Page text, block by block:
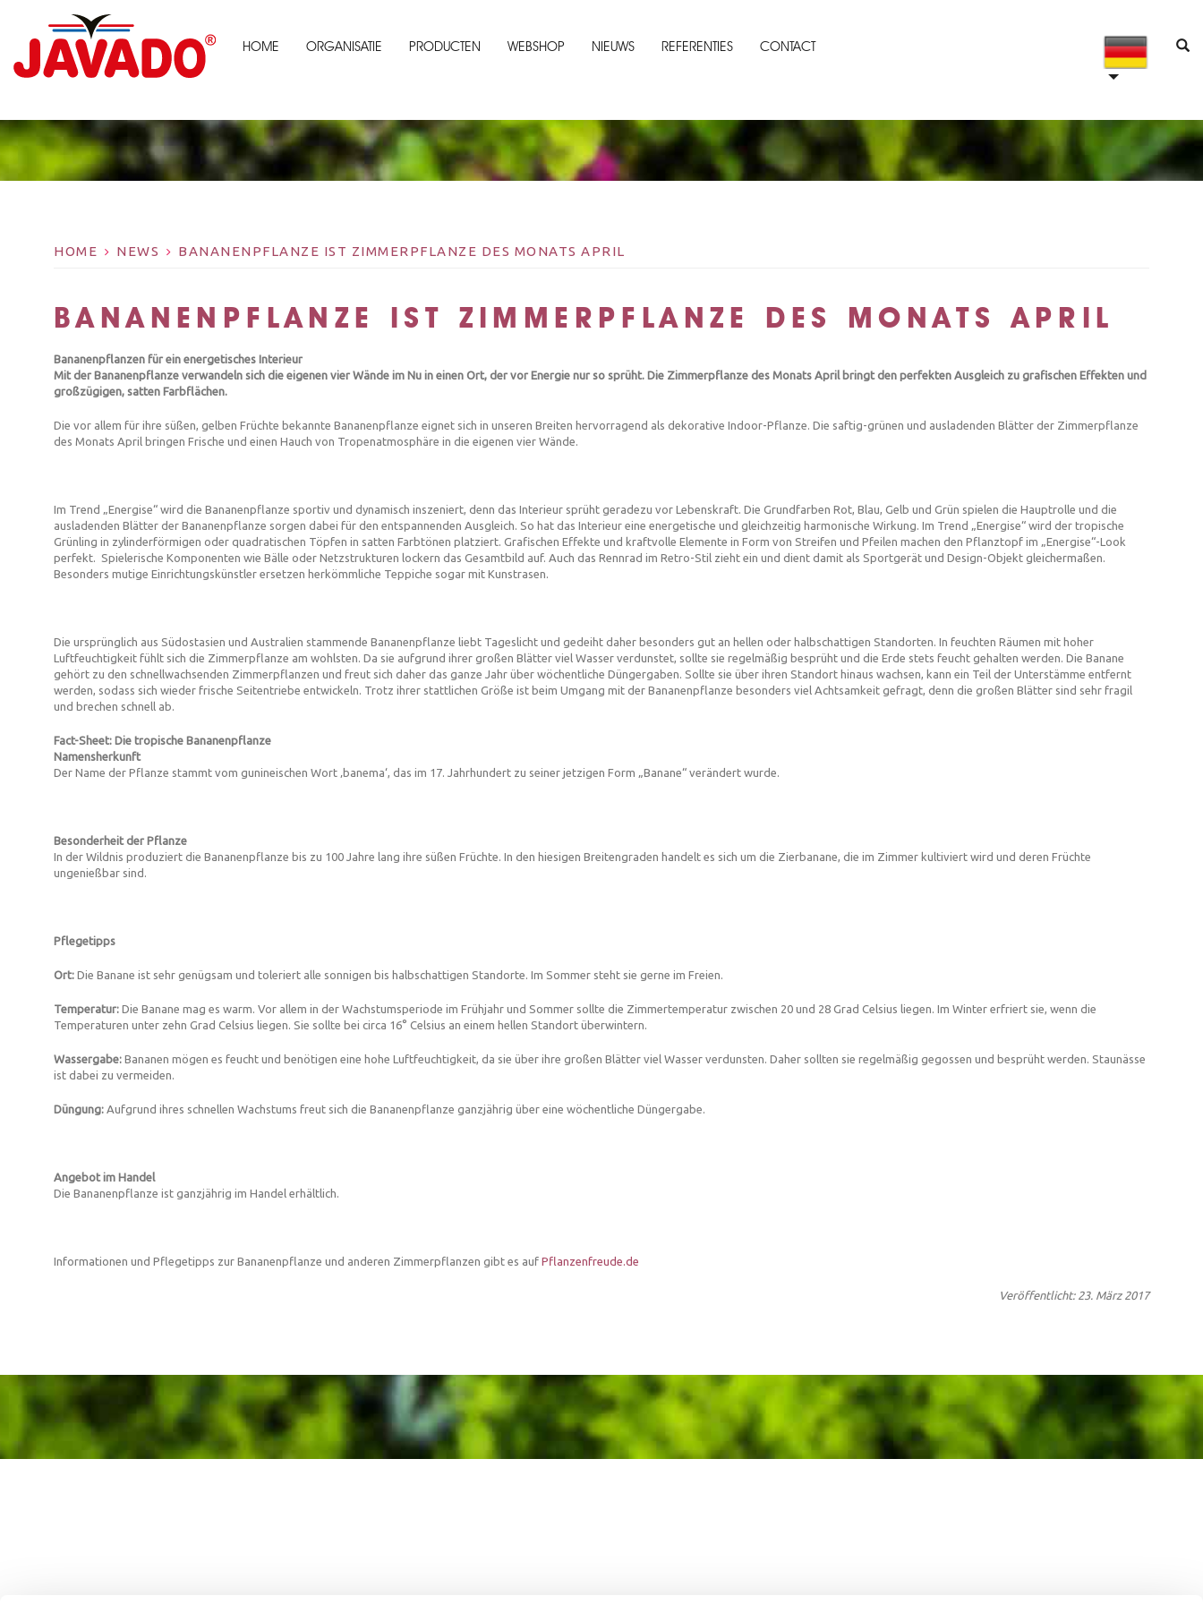
HOME ORGANISATIE PRODUCTEN WEBSHOP NIEUWS REFERENTIES CONTACT
HOME NEWS BANANENPFLANZE IST ZIMMERPFLANZE DES MONATS APRIL
BANANENPFLANZE IST ZIMMERPFLANZE DES MONATS APRIL
Bananenpflanzen für ein energetisches Interieur
Mit der Bananenpflanze verwandeln sich die eigenen vier Wände im Nu in einen Ort, der vor Energie nur so sprüht. Die Zimmerpflanze des Monats April bringt den perfekten Ausgleich zu grafischen Effekten und
großzügigen, satten Farbflächen.
Die vor allem für ihre süßen, gelben Früchte bekannte Bananenpflanze eignet sich in unseren Breiten hervorragend als dekorative Indoor-Pflanze. Die saftig-grünen und ausladenden Blätter der Zimmerpflanze
des Monats April bringen Frische und einen Hauch von Tropenatmosphäre in die eigenen vier Wände.
Im Trend „Energise“ wird die Bananenpflanze sportiv und dynamisch inszeniert, denn das Interieur sprüht geradezu vor Lebenskraft. Die Grundfarben Rot, Blau, Gelb und Grün spielen die Hauptrolle und die
ausladenden Blätter der Bananenpflanze sorgen dabei für den entspannenden Ausgleich. So hat das Interieur eine energetische und gleichzeitig harmonische Wirkung. Im Trend „Energise“ wird der tropische
Grünling in zylinderförmigen oder quadratischen Töpfen in satten Farbtönen platziert. Grafischen Effekte und kraftvolle Elemente in Form von Streifen und Pfeilen machen den Pflanztopf im „Energise“-Look
perfekt. Spielerische Komponenten wie Bälle oder Netzstrukturen lockern das Gesamtbild auf. Auch das Rennrad im Retro-Stil zieht ein und dient damit als Sportgerät und Design-Objekt gleichermaßen.
Besonders mutige Einrichtungskünstler ersetzen herkömmliche Teppiche sogar mit Kunstrasen.
Die ursprünglich aus Südostasien und Australien stammende Bananenpflanze liebt Tageslicht und gedeiht daher besonders gut an hellen oder halbschattigen Standorten. In feuchten Räumen mit hoher
Luftfeuchtigkeit fühlt sich die Zimmerpflanze am wohlsten. Da sie aufgrund ihrer großen Blätter viel Wasser verdunstet, sollte sie regelmäßig besprüht und die Erde stets feucht gehalten werden. Die Banane
gehört zu den schnellwachsenden Zimmerpflanzen und freut sich daher das ganze Jahr über wöchentliche Düngergaben. Sollte sie über ihren Standort hinaus wachsen, kann ein Teil der Unterstämme entfernt
werden, sodass sich wieder frische Seitentriebe entwickeln. Trotz ihrer stattlichen Größe ist beim Umgang mit der Bananenpflanze besonders viel Achtsamkeit gefragt, denn die großen Blätter sind sehr fragil
und brechen schnell ab.
Fact-Sheet: Die tropische Bananenpflanze
Namensherkunft
Der Name der Pflanze stammt vom gunineischen Wort ‚banema‘, das im 17. Jahrhundert zu seiner jetzigen Form „Banane“ verändert wurde.
Besonderheit der Pflanze
In der Wildnis produziert die Bananenpflanze bis zu 100 Jahre lang ihre süßen Früchte. In den hiesigen Breitengraden handelt es sich um die Zierbanane, die im Zimmer kultiviert wird und deren Früchte
ungenießbar sind.
Pflegetipps
Ort: Die Banane ist sehr genügsam und toleriert alle sonnigen bis halbschattigen Standorte. Im Sommer steht sie gerne im Freien.
Temperatur: Die Banane mag es warm. Vor allem in der Wachstumsperiode im Frühjahr und Sommer sollte die Zimmertemperatur zwischen 20 und 28 Grad Celsius liegen. Im Winter erfriert sie, wenn die
Temperaturen unter zehn Grad Celsius liegen. Sie sollte bei circa 16° Celsius an einem hellen Standort überwintern.
Wassergabe: Bananen mögen es feucht und benötigen eine hohe Luftfeuchtigkeit, da sie über ihre großen Blätter viel Wasser verdunsten. Daher sollten sie regelmäßig gegossen und besprüht werden. Staunässe
ist dabei zu vermeiden.
Düngung: Aufgrund ihres schnellen Wachstums freut sich die Bananenpflanze ganzjährig über eine wöchentliche Düngergabe.
Angebot im Handel
Die Bananenpflanze ist ganzjährig im Handel erhältlich.
Informationen und Pflegetipps zur Bananenpflanze und anderen Zimmerpflanzen gibt es auf Pflanzenfreude.de
Veröffentlicht: 23. März 2017